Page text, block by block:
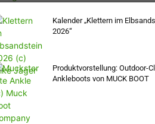
Kalender „Klettern im
2026“
Produktvorstellung: Outdoor-
Ankleboots von MUCK BOOT